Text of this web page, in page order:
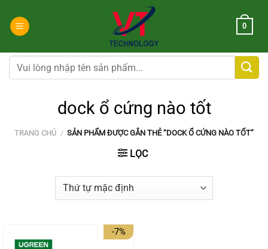
đến
dung
0
Tìm
kiếm:
dock ổ cứng nào tốt
TRANG CHỦ / SẢN PHẨM ĐƯỢC GẮN THẺ “DOCK Ổ CỨNG NÀO TỐT”
LỌC
-7%